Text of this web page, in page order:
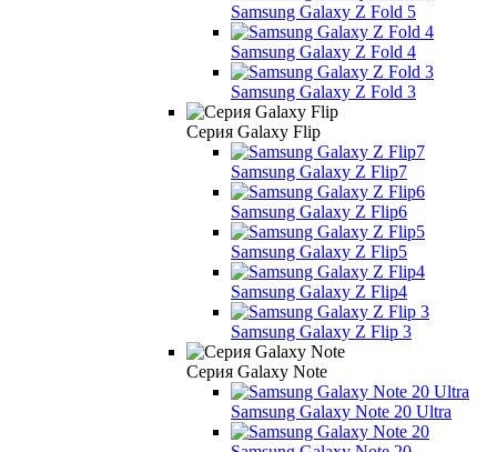
Samsung Galaxy Z Fold 5
Samsung Galaxy Z Fold 4
Samsung Galaxy Z Fold 3
Серия Galaxy Flip
Samsung Galaxy Z Flip7
Samsung Galaxy Z Flip6
Samsung Galaxy Z Flip5
Samsung Galaxy Z Flip4
Samsung Galaxy Z Flip 3
Серия Galaxy Note
Samsung Galaxy Note 20 Ultra